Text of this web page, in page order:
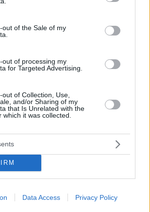
to Google and its third-party tags to
below specified purposes in below Google
out of the Sale of my
out of processing my
for Targeted Advertising.
of Collection, Use,
and/or Sharing of my
that Is Unrelated with the
which it was collected.
Data Access Privacy Policy
Γαλανός,
το
αρχηγικό
έφερε στον κόσμο
δείτε την
της περί...
Όσμαν στις